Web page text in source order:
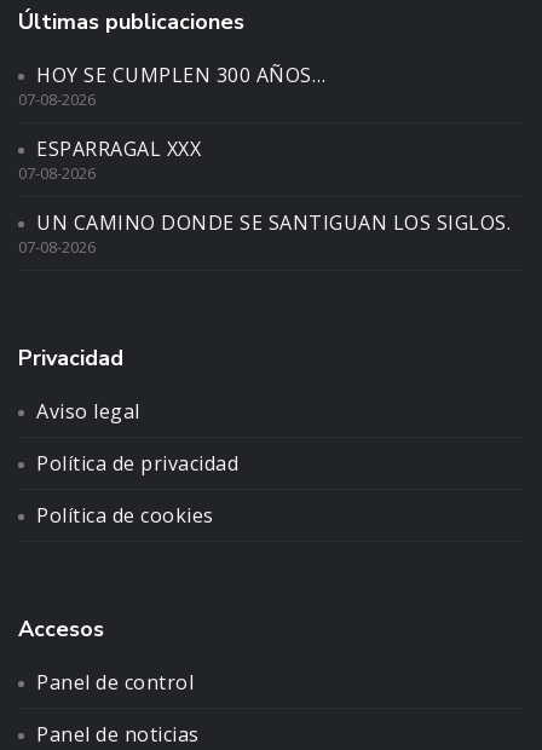
Últimas publicaciones
HOY SE CUMPLEN 300 AÑOS…
07-08-2026
ESPARRAGAL XXX
07-08-2026
UN CAMINO DONDE SE SANTIGUAN LOS SIGLOS.
07-08-2026
Privacidad
Aviso legal
Política de privacidad
Política de cookies
Accesos
Panel de control
Panel de noticias